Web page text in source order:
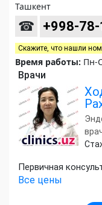
Ташкент
☎ +998-
Скажите, что нашли
Время работы: Пн-
Врачи
Первичная
Все цены